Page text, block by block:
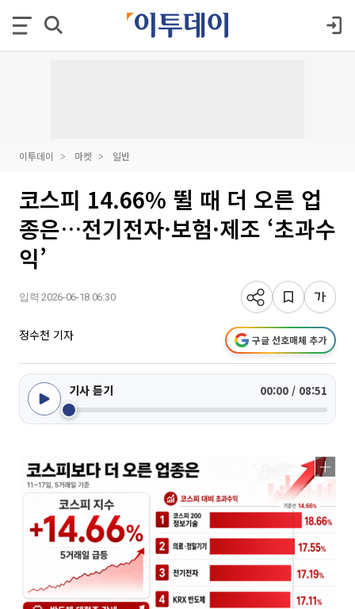
이투데이 마켓 일반
코스피 14.66% 뛸 때 더 오른 업
종은…전기전자·보험·제조 ‘초과수
익’
입력 2026-06-18 06:30
정수천 기자 구글 선호매체 추가
기사 듣기 00:00 / 08:51